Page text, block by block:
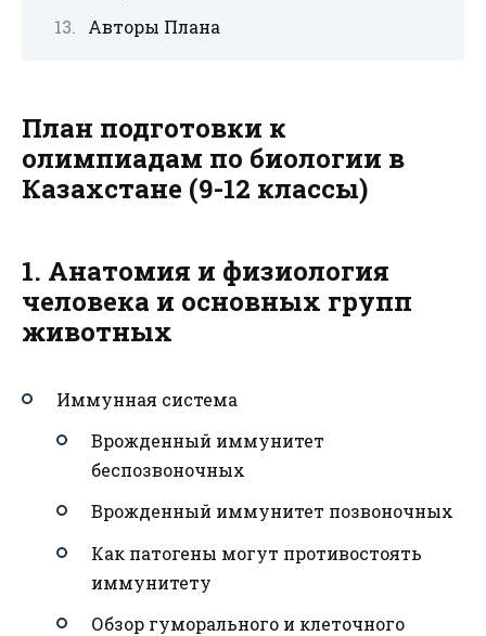
Авторы Плана
План подготовки к
олимпиадам по биологии в
Казахстане (9-12 классы)
1. Анатомия и физиология
человека и основных групп
животных
Иммунная система
Врожденный иммунитет
беспозвоночных
Врожденный иммунитет позвоночных
Как патогены могут противостоять
иммунитету
Обзор гуморального и клеточного